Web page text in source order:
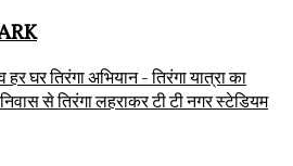
घर तिरंगा अभियान - तिरंगा यात्रा का
से तिरंगा लहराकर टी टी नगर स्टेडियम